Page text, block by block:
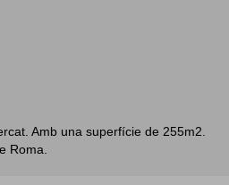
Amb una superfície de 255m2.
Roma.